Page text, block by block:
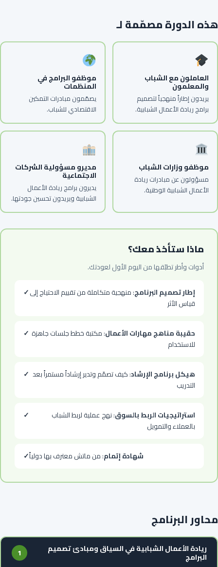
هذه الدورة مصمّمة لـ
العاملون مع الشباب
والمعلمون
يريدون إطاراً منهجياً لتصميم
برامج ريادة الأعمال الشبابية.
موظفو البرامج في
المنظمات
يصمّمون مبادرات التمكين
الاقتصادي للشباب.
موظفو وزارات الشباب
مسؤولون عن مبادرات ريادة
الأعمال الشبابية الوطنية.
مديرو مسؤولية الشركات
الاجتماعية
يديرون برامج ريادة الأعمال
الشبابية ويريدون تحسين جودتها.
ماذا ستأخذ معك؟
أدوات وأطر تطبّقها من اليوم الأول لعودتك.
✓
إطار تصميم البرنامج: منهجية متكاملة من تقييم الاحتياج إلى
قياس الأثر
✓ حقيبة مناهج مهارات الأعمال: مكتبة خطط جلسات جاهزة
للاستخدام
✓ هيكل برنامج الإرشاد: كيف تصمّم وتدير إرشاداً مستمراً بعد
التدريب
✓ استراتيجيات الربط بالسوق: نهج عملية لربط الشباب
بالعملاء والتمويل
✓ شهادة إتمام: من ماتش معترف بها دولياً
محاور البرنامج
1 ريادة الأعمال الشبابية في السياق ومبادئ تصميم
البرامج